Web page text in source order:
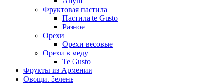
Фруктовая пастила
Пастила te Gusto
Разное
Орехи
Орехи весовые
Орехи в меду
Te Gusto
Фрукты из Армении
Овощи. Зелень